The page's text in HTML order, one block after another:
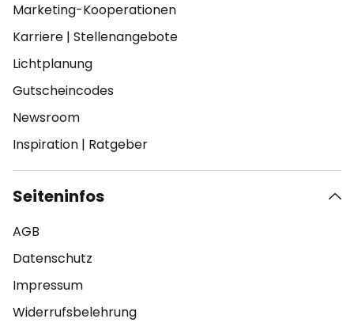
Marketing-Kooperationen
Karriere | Stellenangebote
Lichtplanung
Gutscheincodes
Newsroom
Inspiration | Ratgeber
Seiteninfos
AGB
Datenschutz
Impressum
Widerrufsbelehrung